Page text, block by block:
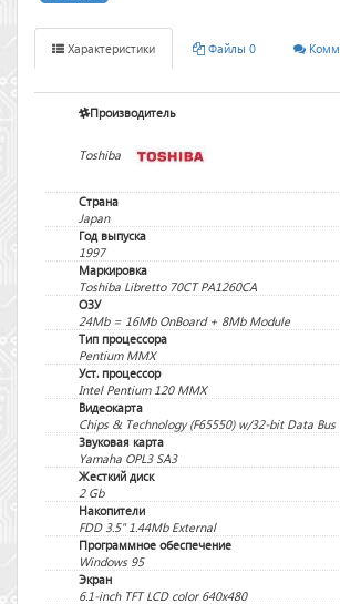
Характеристики Файлы 0
Производитель
Toshiba
Страна
Japan
Год выпуска
1997
Маркировка
Toshiba Libretto 70CT PA1260CA
ОЗУ
24Mb = 16Mb OnBoard + 8Mb Module
Тип процессора
Pentium MMX
Уст. процессор
Intel Pentium 120 MMX
Видеокарта
Chips & Technology (F65550) w/32-bit Data
Звуковая карта
Yamaha OPL3 SA3
Жесткий диск
2 Gb
Накопители
FDD 3.5" 1.44Mb External
Программное обеспечение
Windows 95
Экран
6.1-inch TFT LCD color 640x480